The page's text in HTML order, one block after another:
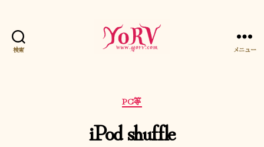
検索 メニュー
カ
テ
ゴ
リ
PC等
iPod shuffle